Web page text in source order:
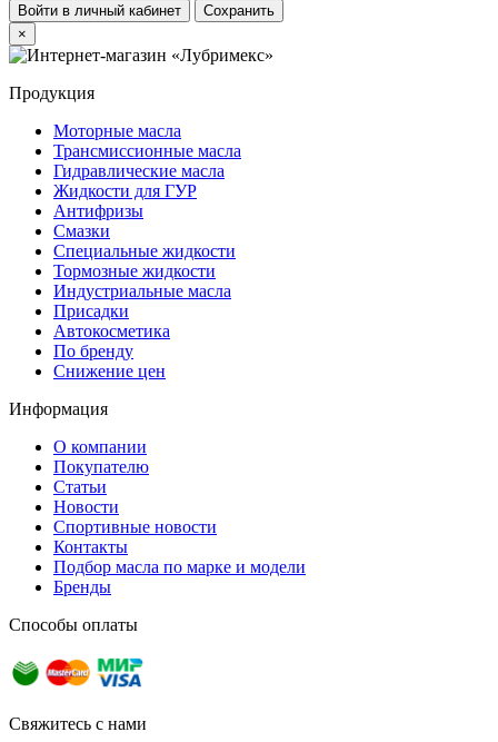
Войти в личный кабинет
Сохранить
×
Продукция
Моторные масла
Трансмиссионные масла
Гидравлические масла
Жидкости для ГУР
Антифризы
Смазки
Специальные жидкости
Тормозные жидкости
Индустриальные масла
Присадки
Автокосметика
По бренду
Снижение цен
Информация
О компании
Покупателю
Статьи
Новости
Спортивные новости
Контакты
Подбор масла по марке и модели
Бренды
Способы оплаты
Свяжитесь с нами